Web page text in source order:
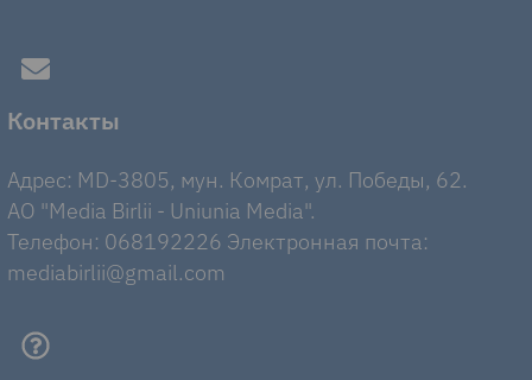
Контакты
Адрес: MD-3805, мун. Комрат, ул. Победы, 62.
AO "Media Birlii - Uniunia Media".
Телефон: 068192226 Электронная почта:
mediabirlii@gmail.com